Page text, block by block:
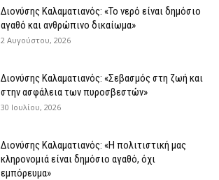
Διονύσης Καλαματιανός: «Το νερό είναι δημόσιο
αγαθό και ανθρώπινο δικαίωμα»
2 Αυγούστου, 2026
Διονύσης Καλαματιανός: «Σεβασμός στη ζωή και
στην ασφάλεια των πυροσβεστών»
30 Ιουλίου, 2026
Διονύσης Καλαματιανός: «Η πολιτιστική μας
κληρονομιά είναι δημόσιο αγαθό, όχι
εμπόρευμα»